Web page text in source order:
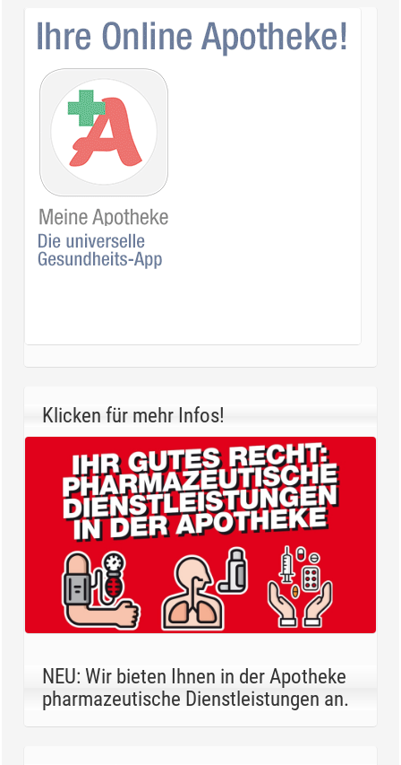
Klicken für mehr Infos!
NEU: Wir bieten Ihnen in der Apotheke
pharmazeutische Dienstleistungen an.